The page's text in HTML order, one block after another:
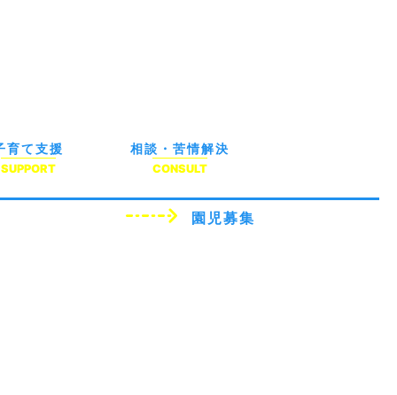
育て支援
SUPPORT
相談・苦情解決
CONSULT
園児募集